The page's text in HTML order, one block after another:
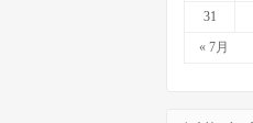
« 7月
31